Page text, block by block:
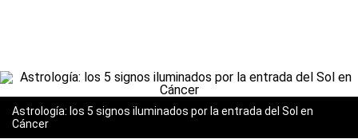
Astrología: los 5 signos iluminados por la entrada del Sol en
Cáncer